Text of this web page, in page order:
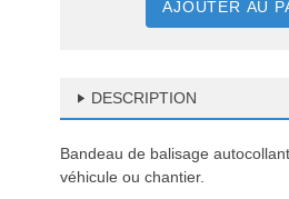
AJOUTER AU
DESCRIPTION
Bandeau de balisage
véhicule ou chantier.